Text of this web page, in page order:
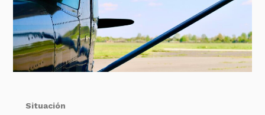
Situación